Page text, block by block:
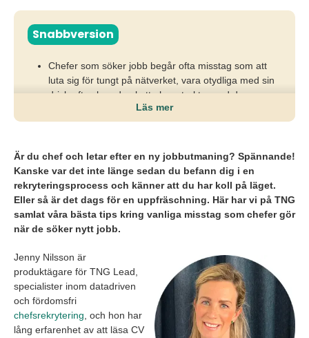
Snabbversion
Chefer som söker jobb begår ofta misstag som att
luta sig för tungt på nätverket, vara otydliga med sin
drivkraft och underskatta hur strukturerad dagens
rekryteringsprocess är.
tidigt trots lång erfarenhet.
Chefer behöver formulera sitt erbjudande tydligare,
anpassa sin ansökan, visa lärvilja och möta
rekrytering med samma professionalism som i rollen.
Läs mer
Är du chef och letar efter en ny jobbutmaning? Spännande!
Kanske var det inte länge sedan du befann dig i en
rekryteringsprocess och känner att du har koll på läget.
Eller så är det dags för en uppfräschning. Här har vi på TNG
samlat våra bästa tips kring vanliga misstag som chefer gör
när de söker nytt jobb.
Jenny Nilsson är
produktägare för TNG Lead,
specialister inom datadriven
och fördomsfri
chefsrekrytering, och hon har
lång erfarenhet av att läsa CV